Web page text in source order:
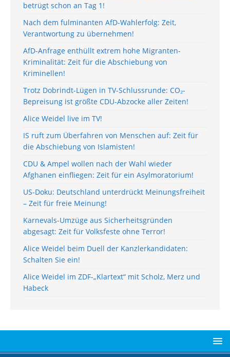
betrügt schon an Tag 1!
Nach dem fulminanten AfD-Wahlerfolg: Zeit,
Verantwortung zu übernehmen!
AfD-Anfrage enthüllt extrem hohe Migranten-
Kriminalität: Zeit für die Abschiebung von
Kriminellen!
Trotz Dobrindt-Lügen in TV-Schlussrunde: CO₂-
Bepreisung ist größte CDU-Abzocke aller Zeiten!
Alice Weidel live im TV!
IS ruft zum Überfahren von Menschen auf: Zeit für
die Abschiebung von Islamisten!
CDU & Ampel wollen nach der Wahl wieder
Afghanen einfliegen: Zeit für ein Asylmoratorium!
US-Doku: Deutschland unterdrückt Meinungsfreiheit
– Zeit für freie Meinung!
Karnevals-Umzüge aus Sicherheitsgründen
abgesagt: Zeit für Volksfeste ohne Terror!
Alice Weidel beim Duell der Kanzlerkandidaten:
Schalten Sie ein!
Alice Weidel im ZDF-„Klartext“ mit Scholz, Merz und
Habeck